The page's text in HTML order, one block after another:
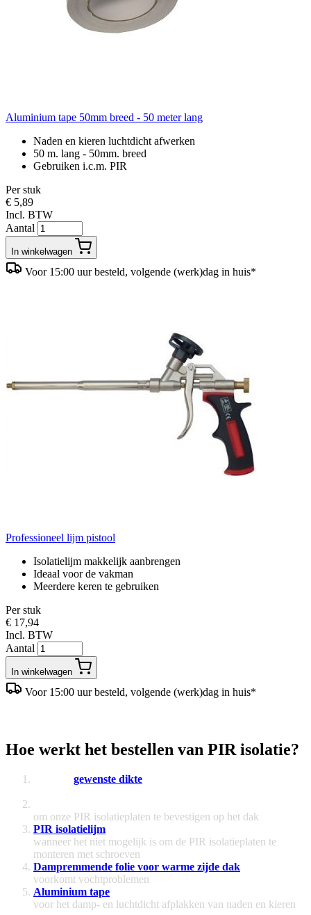
Aluminium tape 50mm breed - 50 meter lang
Naden en kieren luchtdicht afwerken
50 m. lang - 50mm. breed
Gebruiken i.c.m. PIR
Per stuk
€ 5,89
Incl. BTW
Aantal
In winkelwagen
Voor 15:00 uur besteld, volgende (werk)dag in huis*
Professioneel lijm pistool
Isolatielijm makkelijk aanbrengen
Ideaal voor de vakman
Meerdere keren te gebruiken
Per stuk
€ 17,94
Incl. BTW
Aantal
In winkelwagen
Voor 15:00 uur besteld, volgende (werk)dag in huis*
Hoe werkt het bestellen van PIR isolatie?
gewenste dikte
om onze PIR isolatieplaten te bevestigen op het dak
PIR isolatielijm
wanneer het niet mogelijk is om de PIR isolatieplaten te
monteren met schroeven
Dampremmende folie voor warme zijde dak
voorkomt vochtproblemen
Aluminium tape
voor het damp- en luchtdicht afplakken van naden en kieren